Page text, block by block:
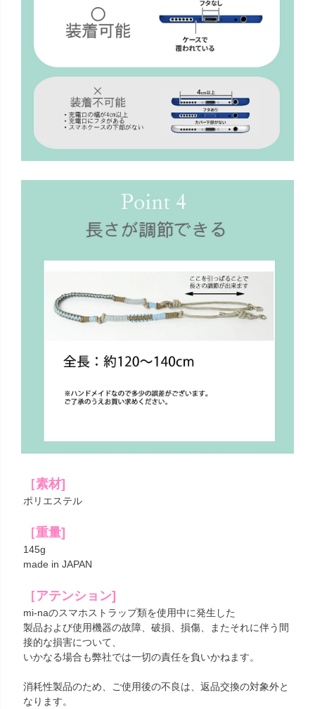
［素材]
ポリエステル
［重量]
145g
made in JAPAN
［アテンション]
mi-naのスマホストラップ類を使用中に発生した
製品および使用機器の故障、破損、損傷、またそれに伴う間
接的な損害について、
いかなる場合も弊社では一切の責任を負いかねます。
消耗性製品のため、ご使用後の不良は、返品交換の対象外と
なります。